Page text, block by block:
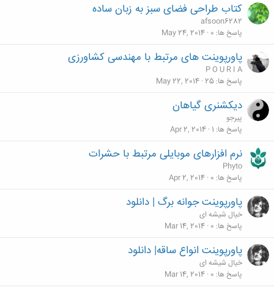
کتاب طراحی فضای سبز به زبان ساده
afsoon6282
پاسخ ها 0
May 24, 2014
پاورپوینت های مرتبط با مهندسی کشاورزی
P O U R I A
پاسخ ها 25
May 22, 2014
دیکشنری گیاهان
پیرجو
پاسخ ها 1
Apr 2, 2014
نرم افزارهای موبایلی مرتبط با حشرات
Phyto
پاسخ ها 0
Apr 2, 2014
پاورپوینت جوانه برگ | دانلود
خیال شیشه ای
پاسخ ها 0
Mar 14, 2014
پاورپوینت انواع ساقه| دانلود
خیال شیشه ای
پاسخ ها 0
Mar 14, 2014